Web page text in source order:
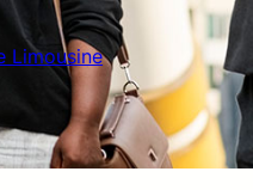
Limousine